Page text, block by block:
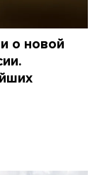
о новой